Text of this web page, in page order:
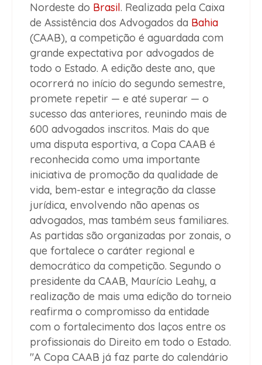
Nordeste do Brasil. Realizada pela Caixa
de Assistência dos Advogados da Bahia
(CAAB), a competição é aguardada com
grande expectativa por advogados de
todo o Estado. A edição deste ano, que
ocorrerá no início do segundo semestre,
promete repetir — e até superar — o
sucesso das anteriores, reunindo mais de
600 advogados inscritos. Mais do que
uma disputa esportiva, a Copa CAAB é
reconhecida como uma importante
iniciativa de promoção da qualidade de
vida, bem-estar e integração da classe
jurídica, envolvendo não apenas os
advogados, mas também seus familiares.
As partidas são organizadas por zonais, o
que fortalece o caráter regional e
democrático da competição. Segundo o
presidente da CAAB, Maurício Leahy, a
realização de mais uma edição do torneio
reafirma o compromisso da entidade
com o fortalecimento dos laços entre os
profissionais do Direito em todo o Estado.
"A Copa CAAB já faz parte do calendário